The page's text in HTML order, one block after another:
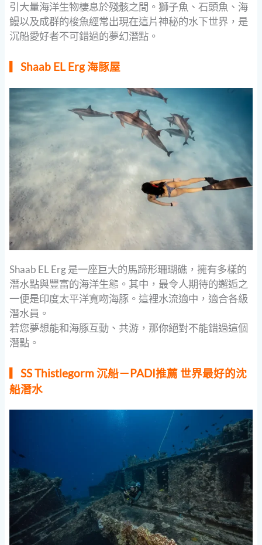
引大量海洋生物棲息於殘骸之間。獅子魚、石頭魚、海
鰻以及成群的梭魚經常出現在這片神秘的水下世界，是
沉船愛好者不可錯過的夢幻潛點。
▎Shaab EL Erg 海豚屋
Shaab EL Erg 是一座巨大的馬蹄形珊瑚礁，擁有多樣的
潛水點與豐富的海洋生態。其中，最令人期待的邂逅之
一便是印度太平洋寬吻海豚。這裡水流適中，適合各級
潛水員。
若您夢想能和海豚互動、共游，那你絕對不能錯過這個
潛點。
▎SS Thistlegorm 沉船－PADI推薦 世界最好的沈
船潛水